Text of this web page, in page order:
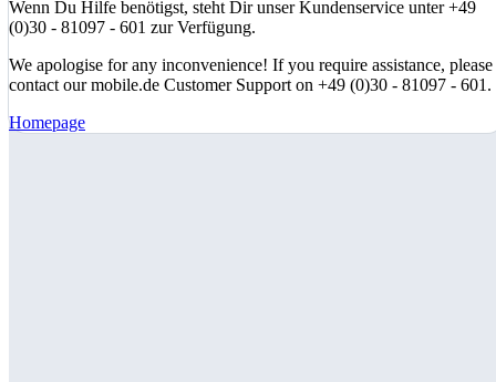
Wenn Du Hilfe benötigst, steht Dir unser Kundenservice unter +49
(0)30 - 81097 - 601 zur Verfügung.
We apologise for any inconvenience! If you require assistance, please
contact our mobile.de Customer Support on +49 (0)30 - 81097 - 601.
Homepage